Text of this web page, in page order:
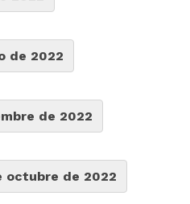
de 2022
de 2022
octubre de 2022